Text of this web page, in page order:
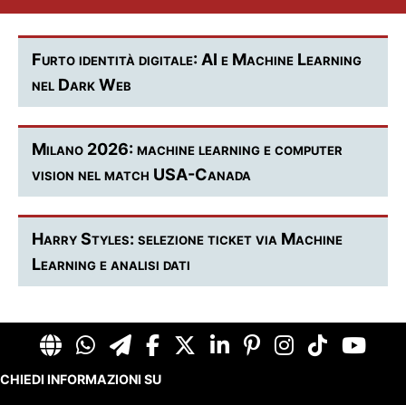
Furto identità digitale: AI e Machine Learning
nel Dark Web
Milano 2026: machine learning e computer
vision nel match USA-Canada
Harry Styles: selezione ticket via Machine
Learning e analisi dati
CHIEDI INFORMAZIONI SU